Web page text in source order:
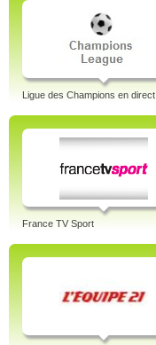
Ligue des Champions en direct
France TV Sport